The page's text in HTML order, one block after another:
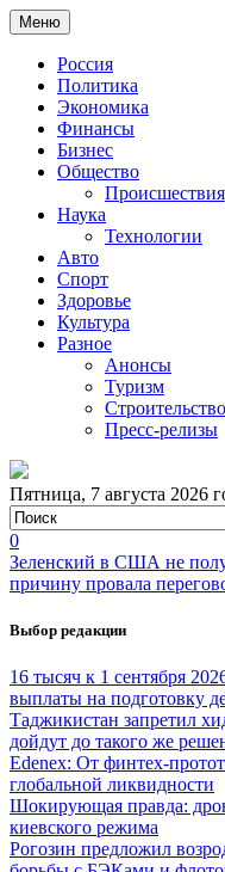
Меню
Россия
Политика
Экономика
Финансы
Бизнес
Общество
Происшествия
Наука
Технологии
Авто
Спорт
Здоровье
Культура
Разное
Анонсы
Туризм
Строительство
Пресс-релизы
Пятница, 7 августа 2026
0
Зеленский в США не
причину провала
Выбор редакции
16 тысяч к 1 сентября
выплаты на подготовку
Таджикистан запретил
дойдут до такого же
Edenex: От финтех-
глобальной ликвидности
Шокирующая правда:
киевского режима
Рогозин предложил